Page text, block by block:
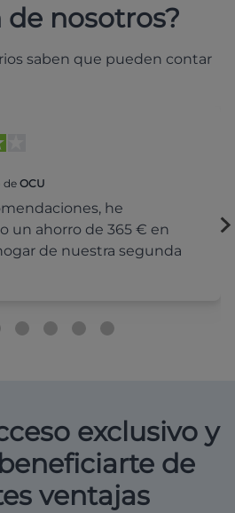
de nosotros?
saben que pueden contar
de OCU
he
un ahorro de 365 € en
de nuestra segunda
exclusivo y
de
ventajas